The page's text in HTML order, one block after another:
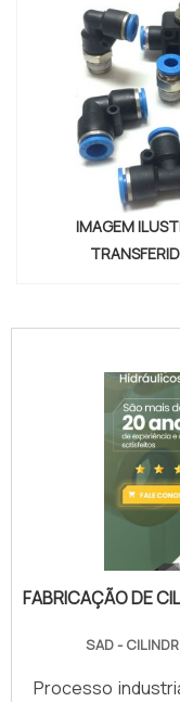
IMAGEM
FABRICAÇÃO DE
SAD -
Processo